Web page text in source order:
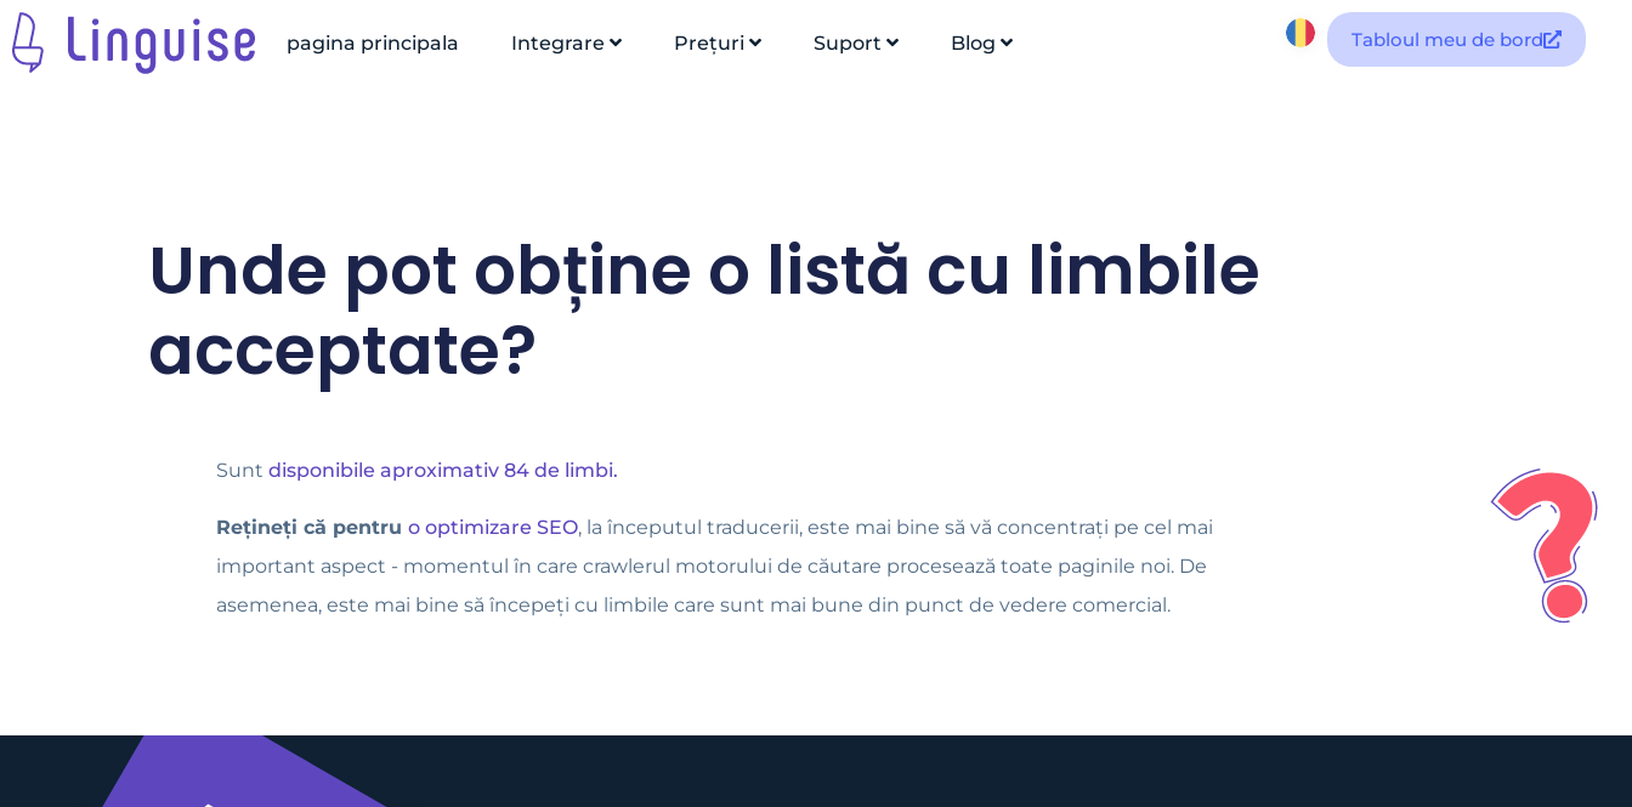
pagina principala Integrare Prețuri Suport Blog Tabloul meu de bord
Unde pot obține o listă cu limbile
acceptate?
Suntdisponibile aproximativ 84 de limbi.
Rețineți că pentruo optimizare SEO, la începutul traducerii, este mai bine să vă concentrați pe cel mai
important aspect - momentul în care crawlerul motorului de căutare procesează toate paginile noi. De
asemenea, este mai bine să începeți cu limbile care sunt mai bune din punct de vedere comercial.